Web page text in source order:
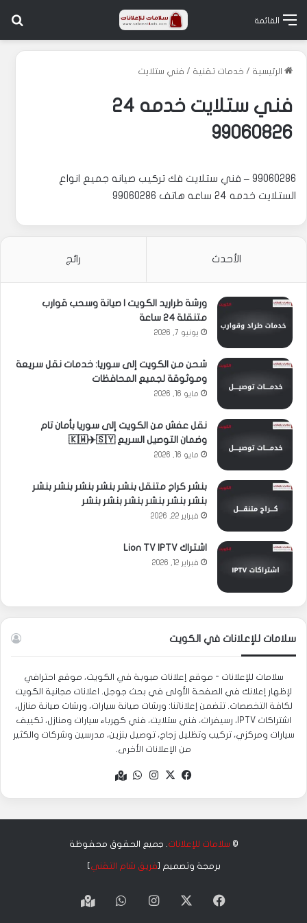
القائمة
الرئيسية / خدمات تقنية / فني ستلايت
فني ستلايت خدمه 24
99060826
99060286 – فني ستلايت فك تركيب صيانه جميع انواع
الستلايت خدمه 24 ساعه هاتف 99060286
الأحدث رائج
ورشة طراريد الكويت | صيانة وسحب قوارب
متنقلة 24 ساعة
يونيو 7, 2026
شحن من الكويت إلى سوريا: خدمات نقل سريعة
وموثوقة لجميع المحافظات
مايو 16, 2026
نقل عفش من الكويت إلى سوريا بأمان تام
وضمان التوصيل السريع 🇰🇼✈️🇸🇾
مايو 16, 2026
بنشر كراج متنقل بنشر بنشر بنشر بنشر بنشر
بنشر بنشر بنشر بنشر بنشر بنشر
فبراير 22, 2026
اشتراك Lion TV IPTV
فبراير 12, 2026
سلامات للإعلانات في الكويت
سلامات للإعلانات - موقع إعلانات مبوبة في الكويت، موقع احترافي
لإظهار إعلانك في الصفحة الأولى في بحث جوجل. اعلانات مجانية الكويت
لكافة التخصصات. تتضمن إعلاناتنا: ورشات صيانة سيارات، ورشات صيانة منازل،
اشتراكات IPTV، رسيفرات، فني ستلايت، فني كهرباء سيارات ومنازل، تكييف
سيارات ومركزي، تركيب وتظليل زجاج، توصيل بنزين، مدرسين وشركات والكثير
من الإعلانات الأخرى.
فيسبوك
‫X انستقرام
واتساب
© سلامات للإعلانات. جميع الحقوق محفوظة
برمجة وتصميم [فريق شام التقني]
فيسبوك انستقرامواتسابGoogle